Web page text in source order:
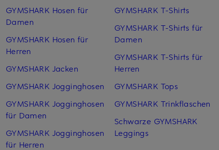
GYMSHARK Hosen für
Damen
GYMSHARK Hosen für
Herren
GYMSHARK Jacken
GYMSHARK Jogginghosen
GYMSHARK Jogginghosen
für Damen
GYMSHARK Jogginghosen
für Herren
GYMSHARK T-Shirts
GYMSHARK T-Shirts für
Damen
GYMSHARK T-Shirts für
Herren
GYMSHARK Tops
GYMSHARK Trinkflaschen
Schwarze GYMSHARK
Leggings